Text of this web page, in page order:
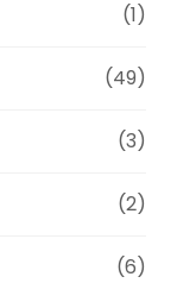
(1)
(49)
(3)
(2)
(6)